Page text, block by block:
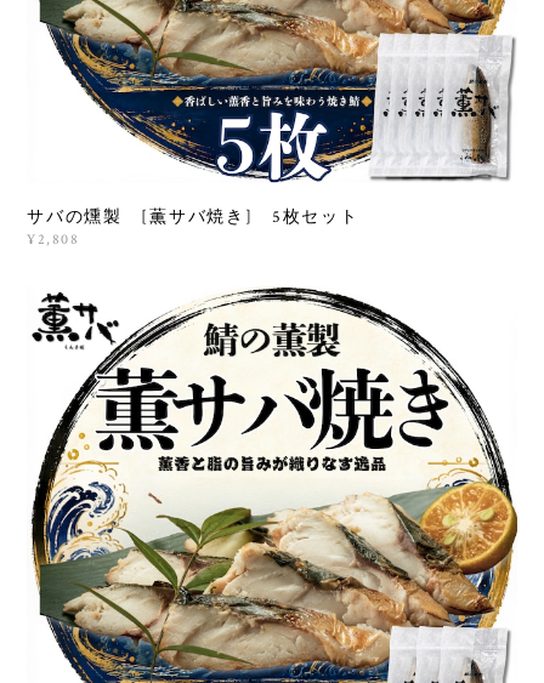
サバの燻製 [薫サバ焼き] 5枚セット
¥2,808